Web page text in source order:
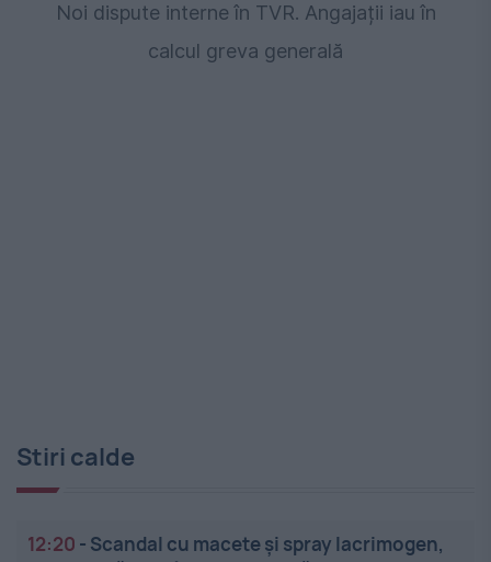
Noi dispute interne în TVR. Angajații iau în
calcul greva generală
Stiri calde
12:20 - Scandal cu macete și spray lacrimogen,